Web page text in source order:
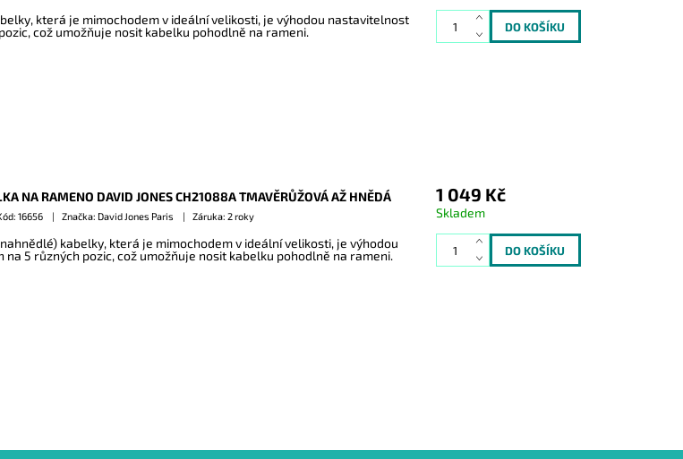
která je mimochodem v ideální velikosti, je výhodou nastavitelnost
což umožňuje nosit kabelku pohodlně na rameni.
NA RAMENO DAVID JONES CH21088A TMAVĚRŮŽOVÁ AŽ HNĚDÁ
16656 Značka: David Jones Paris Záruka: 2 roky
kabelky, která je mimochodem v ideální velikosti, je výhodou
na 5 různých pozic, což umožňuje nosit kabelku pohodlně na rameni.
1 049 Kč
Skladem